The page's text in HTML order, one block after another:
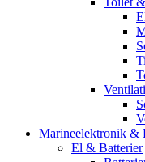
Marineelektronik &
El & Batterier